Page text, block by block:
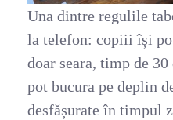
Una dintre regulile
la telefon: copiii își
doar seara, timp de
pot bucura pe deplin
desfășurate în timpul